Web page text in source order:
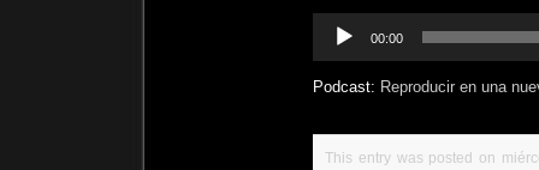
Reproductor
00:00
Podcast: Reproducir en una
This entry was posted on